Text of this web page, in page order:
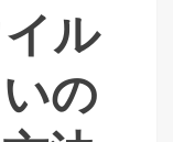
ル
の